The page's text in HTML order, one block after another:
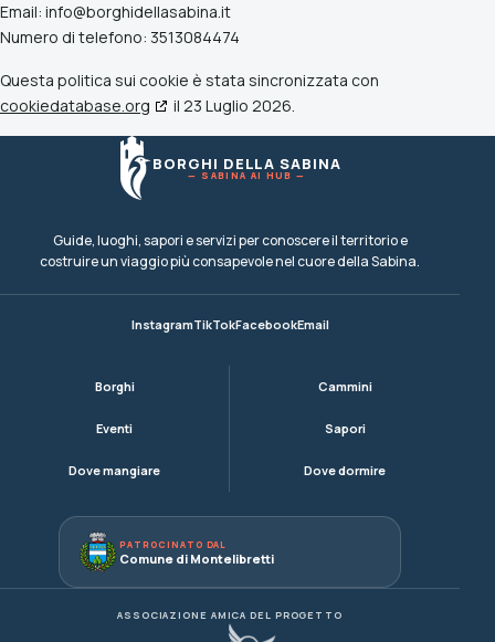
Email: info@borghidellasabina.it
Numero di telefono: 3513084474
Questa politica sui cookie è stata sincronizzata con
cookiedatabase.org
il 23 Luglio 2026.
BORGHI DELLA SABINA
— SABINA AI HUB —
Guide, luoghi, sapori e servizi per conoscere il territorio e
costruire un viaggio più consapevole nel cuore della Sabina.
InstagramTikTokFacebookEmail
Borghi Cammini
Eventi Sapori
Dove mangiare Dove dormire
PATROCINATO DAL
Comune di Montelibretti
ASSOCIAZIONE AMICA DEL PROGETTO